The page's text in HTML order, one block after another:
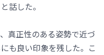
話した。
真正性のある姿勢で近づ
も良い印象を残した。こ